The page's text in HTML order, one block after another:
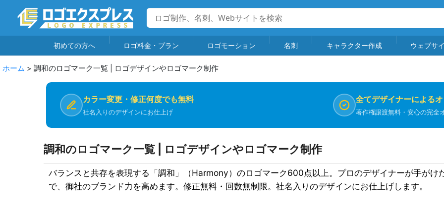
初めての方へ ロゴ料金・プラン ロゴモーション 名刺 キャラクター作成 ウェブサ
ホーム > 調和のロゴマーク一覧 | ロゴデザインやロゴマーク制作
カラー変更・修正何度でも無料
社名入りのデザインにお仕上げ
全てデザイナーによる
著作権譲渡無料・安心の完全
調和のロゴマーク一覧 | ロゴデザインやロゴマーク制作
バランスと共存を表現する「調和」（Harmony）のロゴマーク600点以上。プロのデザイナーが手がけ
で、御社のブランド力を高めます。修正無料・回数無制限。社名入りのデザインにお仕上げします。